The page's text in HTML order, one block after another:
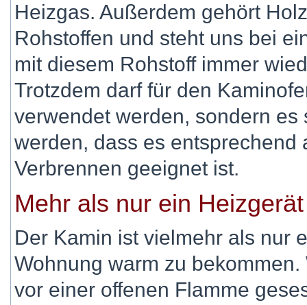
Heizgas. Außerdem gehört
Rohstoffen und steht uns bei
mit diesem Rohstoff immer
Trotzdem darf für den
verwendet werden, sondern es
werden, dass es
Verbrennen geeignet ist.
Mehr als nur ein Heizgerät
Der Kamin ist vielmehr als nur
Wohnung warm zu
vor einer offenen Flamme